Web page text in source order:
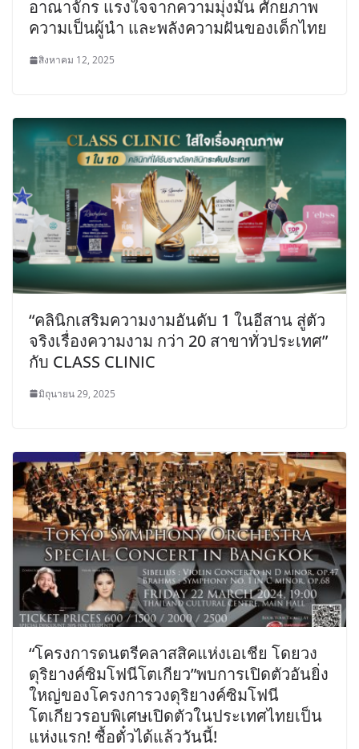
อาณาจักร แรงใจจากความมุ่งมั่น ศักยภาพ
ความเป็นผู้นำ และพลังความฝันของเด็กไทย
สิงหาคม 12, 2025
“คลินิกเสริมความงามอันดับ 1 ในอีสาน สู่ตัว
จริงเรื่องความงาม กว่า 20 สาขาทั่วประเทศ”
กับ CLASS CLINIC
มิถุนายน 29, 2025
“โครงการดนตรีคลาสสิคแห่งเอเชีย โดยวง
ดุริยางค์ซิมโฟนีโตเกียว”พบการเปิดตัวอันยิ่ง
ใหญ่ของโครงการวงดุริยางค์ซิมโฟนี
โตเกียวรอบพิเศษเปิดตัวในประเทศไทยเป็น
แห่งแรก! ซื้อตั๋วได้แล้ววันนี้!